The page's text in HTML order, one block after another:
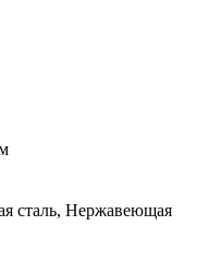
сталь, Нержавеющая